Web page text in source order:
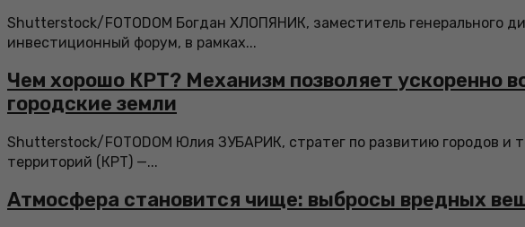
Shutterstock/FOTODOM Богдан ХЛОПЯНИК, заместитель генерального
инвестиционный форум, в рамках...
Чем хорошо КРТ? Механизм позволяет ускоренно
городские земли
Shutterstock/FOTODOM Юлия ЗУБАРИК, стратег по развитию городов и
территорий (КРТ) —...
Атмосфера становится чище: выбросы вредных